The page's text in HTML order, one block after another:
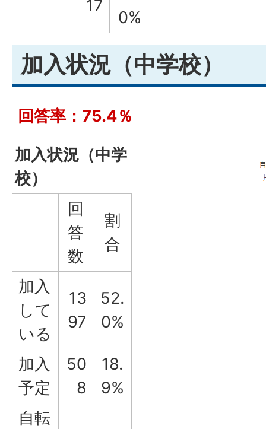
17
0%
加入状況（中学校）
回答率：75.4％
加入状況（中学
校）
回
答
数
割
合
加入
して
いる
13
97
52.
0%
加入
予定
50
8
18.
9%
自転